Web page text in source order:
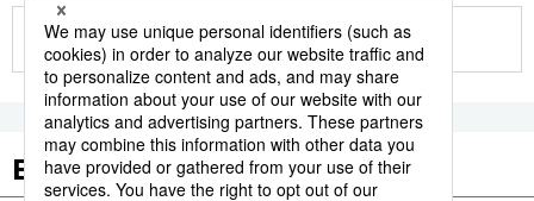
More in this series
Etiquetas destacadas